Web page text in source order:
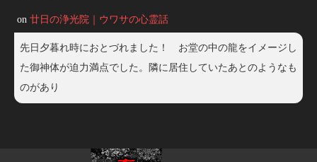
on 廿日の浄光院｜ウワサの心霊話
先日夕暮れ時におとづれました！ お堂の中の龍をイメージし
た御神体が迫力満点でした。隣に居住していたあとのようなも
のがあり